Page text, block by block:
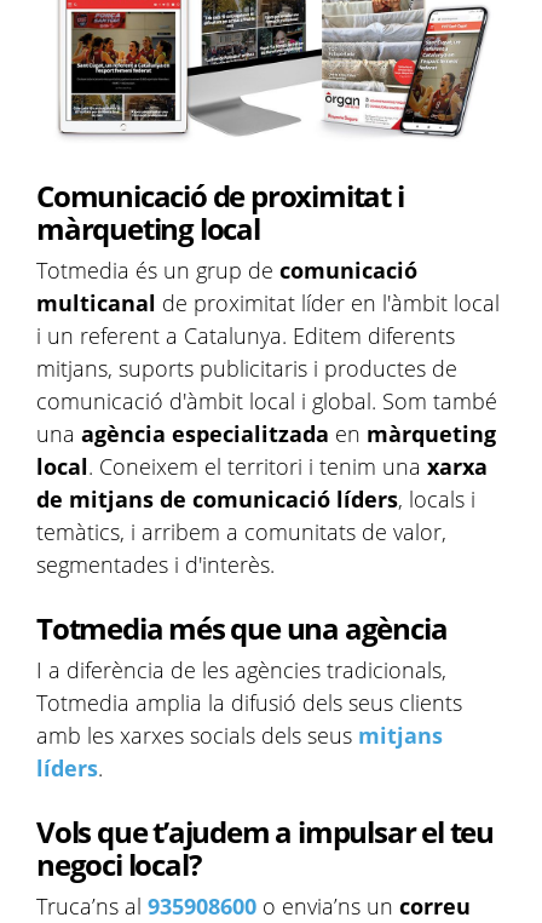
Comunicació de proximitat i
màrqueting local
Totmedia és un grup de comunicació
multicanal de proximitat líder en l'àmbit local
i un referent a Catalunya. Editem diferents
mitjans, suports publicitaris i productes de
comunicació d'àmbit local i global. Som també
una agència especialitzada en màrqueting
local.​ Coneixem el territori i tenim una xarxa
de mitjans de comunicació líders, locals i
temàtics, i arribem a comunitats de valor,
segmentades i d'interès.
Totmedia més que una agència
I a diferència de les agències tradicionals,
Totmedia amplia la difusió dels seus clients
amb les xarxes socials dels seus mitjans
líders.
Vols que t’ajudem a impulsar el teu
negoci local?
Truca’ns al 935908600 o envia’ns un correu